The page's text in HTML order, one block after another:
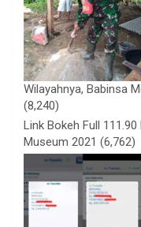
Wilayahnya, Babinsa
(8,240)
Link Bokeh Full
Museum 2021 (6,762)